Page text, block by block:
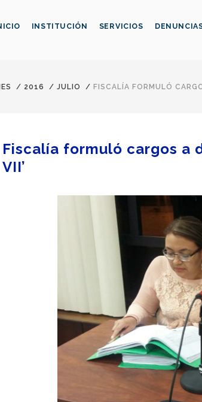
INSTITUCIÓN SERVICIOS
/ 2016 / JULIO / FISCALÍA FORMULÓ
Fiscalía formuló cargos a
VII’